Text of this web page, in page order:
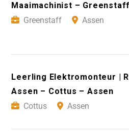
Maaimachinist –
Greenstaff
Assen
Leerling Elektromonteur |
Assen – Cottus – Assen
Cottus
Assen